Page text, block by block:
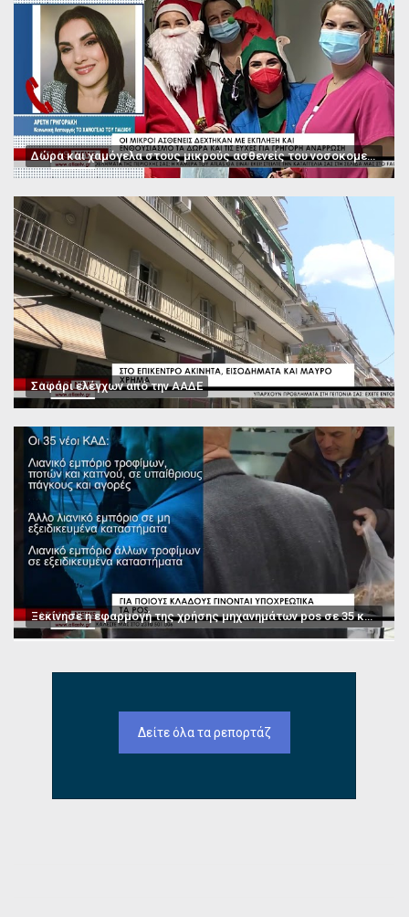
Δώρα και χαμόγελα στους μικρούς ασθενείς του νοσοκομείου Παπαγεωργίου
Σαφάρι ελέγχων από την ΑΑΔΕ
Ξεκίνησε η εφαρμογή της χρήσης μηχανημάτων pos σε 35 κατηγορίες επαγγελμάτων
Δείτε όλα τα ρεπορτάζ